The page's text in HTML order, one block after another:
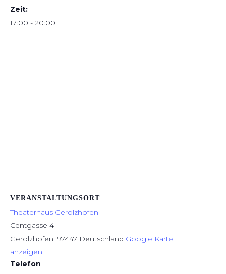
Zeit:
17:00 - 20:00
VERANSTALTUNGSORT
Theaterhaus Gerolzhofen
Centgasse 4
Gerolzhofen, 97447 Deutschland Google Karte
anzeigen
Telefon